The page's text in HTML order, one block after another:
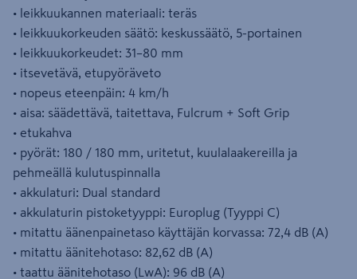
• leikkuukannen materiaali: teräs
• leikkuukorkeuden säätö: keskussäätö, 5-portainen
• leikkuukorkeudet: 31–80 mm
• itsevetävä, etupyöräveto
• nopeus eteenpäin: 4 km/h
• aisa: säädettävä, taitettava, Fulcrum + Soft Grip
• etukahva
• pyörät: 180 / 180 mm, uritetut, kuulalaakereilla ja
pehmeällä kulutuspinnalla
• akkulaturi: Dual standard
• akkulaturin pistoketyyppi: Europlug (Tyyppi C)
• mitattu äänenpainetaso käyttäjän korvassa: 72,4 dB (A)
• mitattu äänitehotaso: 82,62 dB (A)
• taattu äänitehotaso (LwA): 96 dB (A)